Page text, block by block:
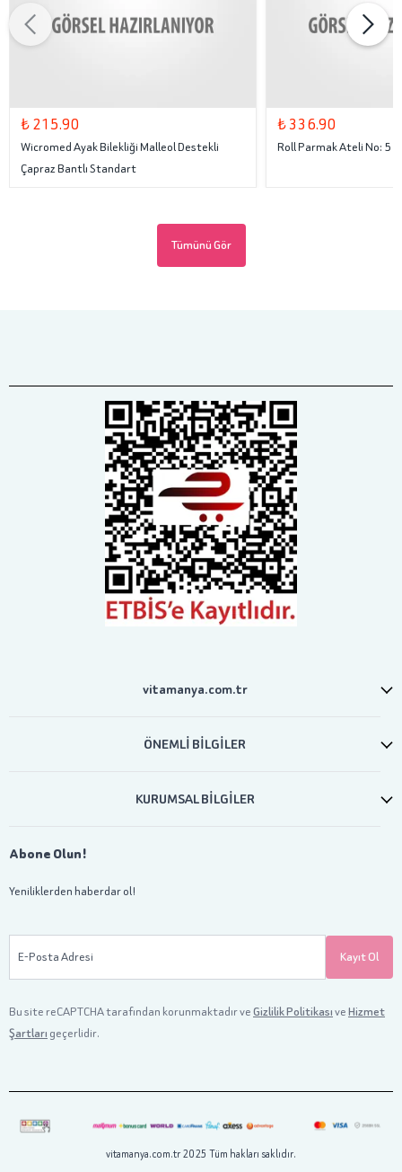
₺ 215.90
Wicromed Ayak Bilekliği Malleol Destekli
Çapraz Bantlı Standart
₺ 336.90
Roll Parmak Ateli No: 5
Tümünü Gör
vitamanya.com.tr
ÖNEMLİ BİLGİLER
KURUMSAL BİLGİLER
Abone Olun!
Yeniliklerden haberdar ol!
E-Posta Adresi Kayıt Ol
Bu site reCAPTCHA tarafından korunmaktadır veGizlilik PolitikasıveHizmet
Şartları geçerlidir.
vitamanya.com.tr 2025 Tüm hakları saklıdır.